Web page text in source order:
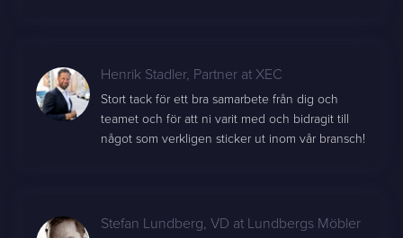
Henrik Stadler, Partner at XEC
Stort tack för ett bra samarbete från dig och
teamet och för att ni varit med och bidragit till
något som verkligen sticker ut inom vår bransch!
Stefan Lundberg, VD at Lundbergs Möbler